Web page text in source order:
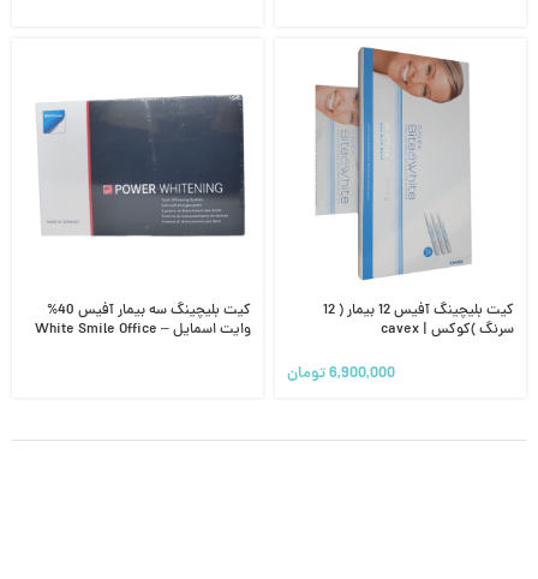
کیت بلیچینگ آفیس 12 بیمار ( 12
سرنگ )کوکس | cavex
6,900,000تومان
کیت بلیچینگ سه بیمار آفیس 40%
وایت اسمایل – White Smile Office